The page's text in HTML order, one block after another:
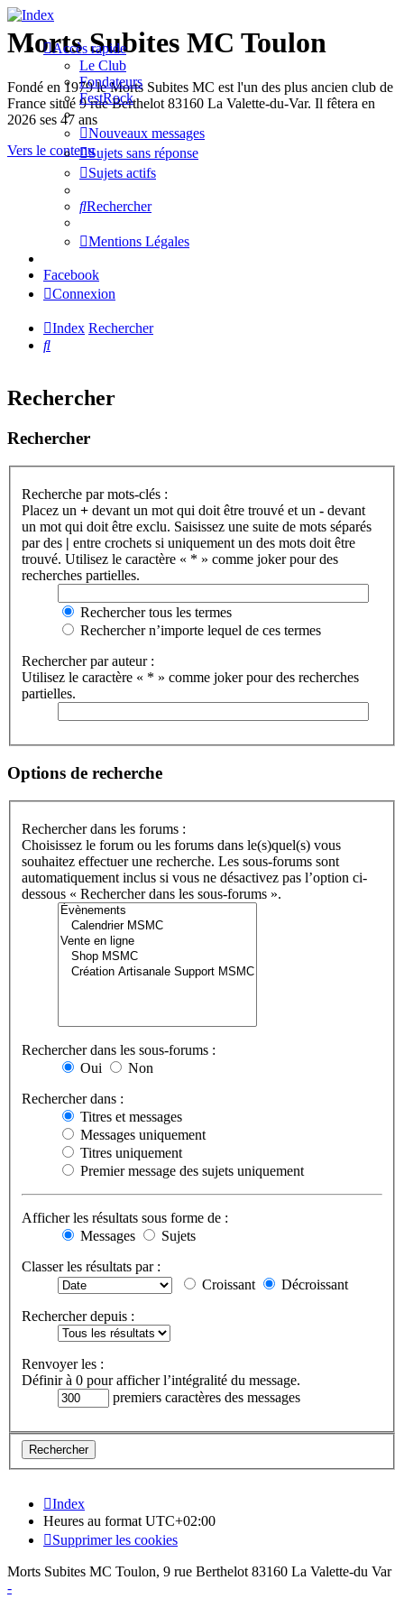
Morts Subites MC Toulon
Fondé en 1979 le Morts Subites MC est l'un des plus ancien club de
France situé 9 rue Berthelot 83160 La Valette-du-Var. Il fêtera en
2026 ses 47 ans
Vers le contenu
Accès rapide
Le Club
Fondateurs
FestRock
Nouveaux messages
Sujets sans réponse
Sujets actifs
Rechercher
Mentions Légales
Facebook
Connexion
Index Rechercher
Rechercher
Rechercher
Rechercher
Recherche par mots-clés :
Placez un + devant un mot qui doit être trouvé et un - devant
un mot qui doit être exclu. Saisissez une suite de mots séparés
par des | entre crochets si uniquement un des mots doit être
trouvé. Utilisez le caractère « * » comme joker pour des
recherches partielles.
Rechercher tous les termes
Rechercher n’importe lequel de ces termes
Rechercher par auteur :
Utilisez le caractère « * » comme joker pour des recherches
partielles.
Options de recherche
Rechercher dans les forums :
Choisissez le forum ou les forums dans le(s)quel(s) vous
souhaitez effectuer une recherche. Les sous-forums sont
automatiquement inclus si vous ne désactivez pas l’option ci-
dessous « Rechercher dans les sous-forums ».
Rechercher dans les sous-forums :
Oui
Non
Rechercher dans :
Titres et messages
Messages uniquement
Titres uniquement
Premier message des sujets uniquement
Afficher les résultats sous forme de :
Messages
Sujets
Classer les résultats par :
Croissant
Décroissant
Rechercher depuis :
Renvoyer les :
Définir à 0 pour afficher l’intégralité du message.
premiers caractères des messages
Index
Heures au format UTC+02:00
Supprimer les cookies
Morts Subites MC Toulon, 9 rue Berthelot 83160 La Valette-du Var
-